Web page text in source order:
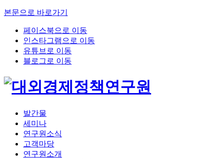
본문으로 바로가기
페이스북으로 이동
인스타그램으로 이동
유튜브로 이동
블로그로 이동
발간물
세미나
연구원소식
고객마당
연구원소개